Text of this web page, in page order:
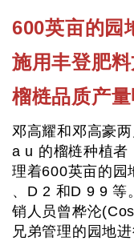
600英亩的园
施用丰登肥
榴梿品质产
邓高耀和邓高豪
a u 的榴梿种植者
理着600英亩的园
、D 2 和D 9 9 等
销人员曾桦沦
兄弟管理的园地